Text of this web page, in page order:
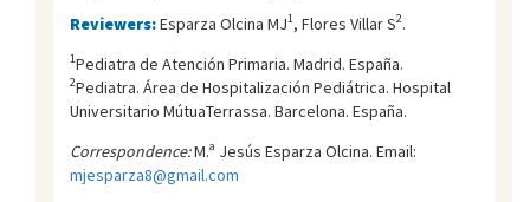
Reviewers:Esparza Olcina MJ1, Flores Villar S2.
1Pediatra de Atención Primaria. Madrid. España.
2Pediatra. Área de Hospitalización Pediátrica. Hospital
Universitario MútuaTerrassa. Barcelona. España.
Correspondence:M.ª Jesús Esparza Olcina. Email:
mjesparza8@gmail.com